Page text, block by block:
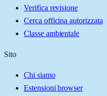
Verifica revisione
Cerca officina autorizzata
Classe ambientale
Sito
Chi siamo
Estensioni browser